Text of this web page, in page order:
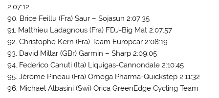
2:07:12
90. Brice Feillu (Fra) Saur – Sojasun 2:07:35
91. Matthieu Ladagnous (Fra) FDJ-Big Mat 2:07:57
92. Christophe Kern (Fra) Team Europcar 2:08:19
93. David Millar (GBr) Garmin – Sharp 2:09:05
94. Federico Canuti (Ita) Liquigas-Cannondale 2:10:45
95. Jérôme Pineau (Fra) Omega Pharma-Quickstep 2:11:32
96. Michael Albasini (Swi) Orica GreenEdge Cycling Team